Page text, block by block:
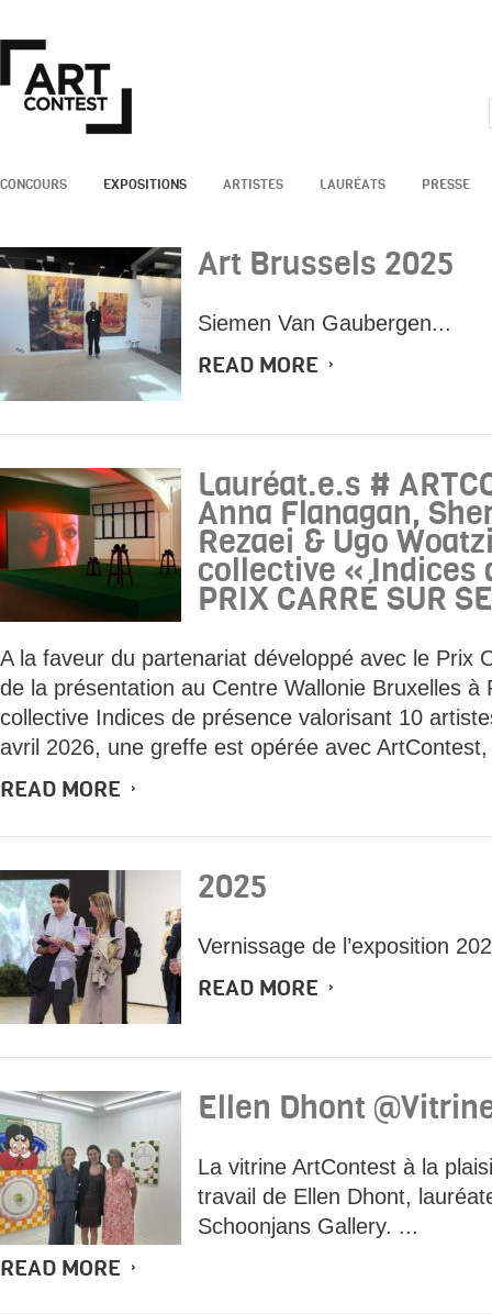
CONCOURS EXPOSITIONS ARTISTES LAURÉATS PRESSE
Art Brussels 2025
Siemen Van Gaubergen...
READ MORE
Lauréat.e.s #
Anna Flanagan,
Rezaei & Ugo
collective « Indices
PRIX CARRÉ SUR
A la faveur du partenariat développé avec le Prix
de la présentation au Centre Wallonie Bruxelles à
collective Indices de présence valorisant 10
avril 2026, une greffe est opérée avec
READ MORE
2025
Vernissage de l’exposition
READ MORE
Ellen Dhont
La vitrine ArtContest à la
travail de Ellen Dhont,
Schoonjans Gallery. ...
READ MORE